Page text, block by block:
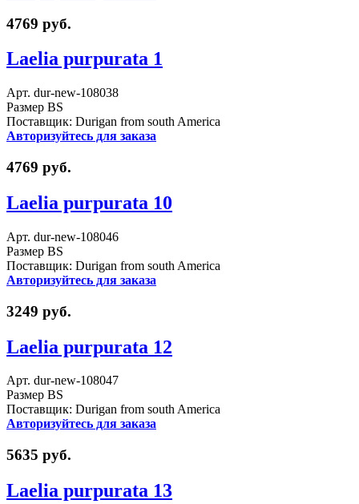
4769 руб.
Laelia purpurata 1
Арт. dur-new-108038
Размер BS
Поставщик: Durigan from south America
Авторизуйтесь для заказа
4769 руб.
Laelia purpurata 10
Арт. dur-new-108046
Размер BS
Поставщик: Durigan from south America
Авторизуйтесь для заказа
3249 руб.
Laelia purpurata 12
Арт. dur-new-108047
Размер BS
Поставщик: Durigan from south America
Авторизуйтесь для заказа
5635 руб.
Laelia purpurata 13